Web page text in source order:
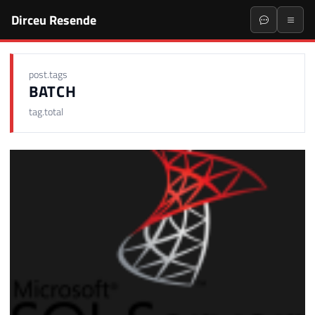
Dirceu Resende
post.tags
BATCH
tag.total